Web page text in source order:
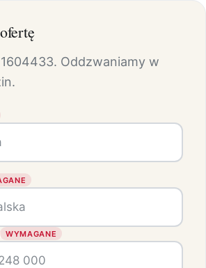
Oddzwaniamy w
WYMAGANE